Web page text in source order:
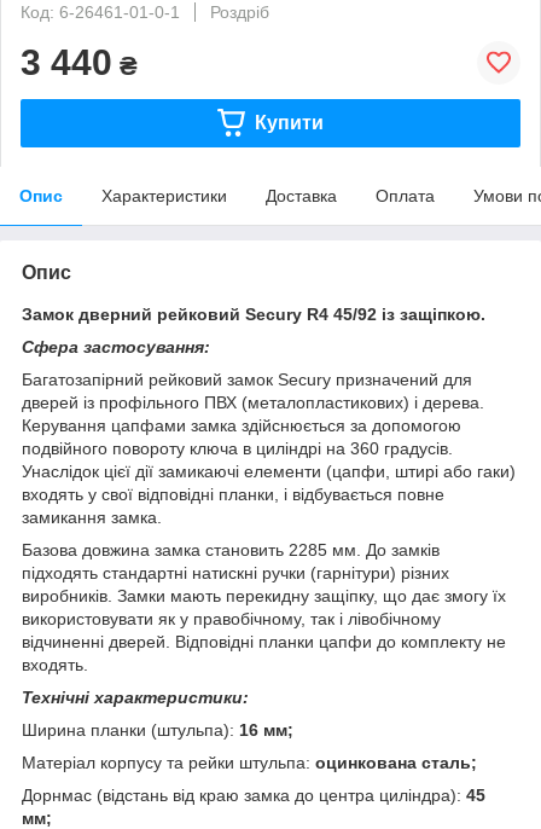
Код: 6-26461-01-0-1
Роздріб
3 440 ₴
Купити
Опис Характеристики Доставка Оплата Умови
Опис
Замок дверний рейковий Secury R4 45/92 із защіпкою.
Сфера застосування:
Багатозапірний рейковий замок Secury призначений для
дверей із профільного ПВХ (металопластикових) і дерева.
Керування цапфами замка здійснюється за допомогою
подвійного повороту ключа в циліндрі на 360 градусів.
Унаслідок цієї дії замикаючі елементи (цапфи, штирі або гаки)
входять у свої відповідні планки, і відбувається повне
замикання замка.
Базова довжина замка становить 2285 мм. До замків
підходять стандартні натискні ручки (гарнітури) різних
виробників. Замки мають перекидну защіпку, що дає змогу їх
використовувати як у правобічному, так і лівобічному
відчиненні дверей. Відповідні планки цапфи до комплекту не
входять.
Технічні характеристики:
Ширина планки (штульпа): 16 мм;
Матеріал корпусу та рейки штульпа: оцинкована сталь;
Дорнмас (відстань від краю замка до центра циліндра): 45
мм;